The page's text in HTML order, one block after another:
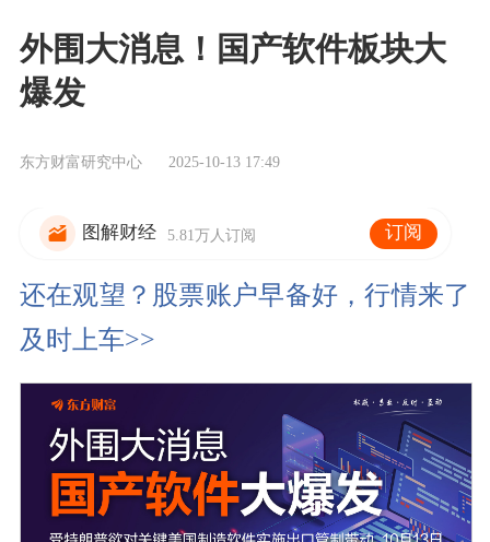
外围大消息！国产软件板块大
爆发
东方财富研究中心 2025-10-13 17:49
图解财经 5.81万人订阅 订阅
还在观望？股票账户早备好，行情来了
及时上车>>